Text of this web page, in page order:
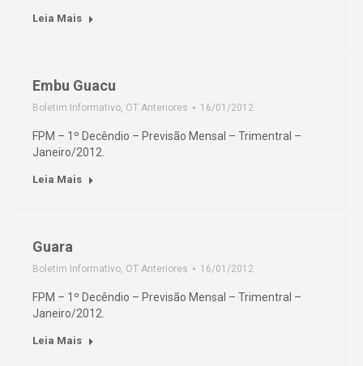
Leia Mais
Embu Guacu
Boletim Informativo, OT Anteriores 16/01/2012
FPM – 1º Decêndio – Previsão Mensal – Trimentral –
Janeiro/2012.
Leia Mais
Guara
Boletim Informativo, OT Anteriores 16/01/2012
FPM – 1º Decêndio – Previsão Mensal – Trimentral –
Janeiro/2012.
Leia Mais